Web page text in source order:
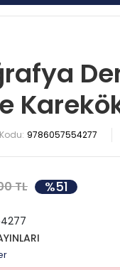
9786057554277
TL %51